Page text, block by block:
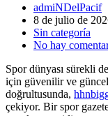
admiNDelPacif
8 de julio de
Sin categoría
No hay
Spor dünyası sürekli
için güvenilir ve
doğrultusunda,
çekiyor. Bir spor